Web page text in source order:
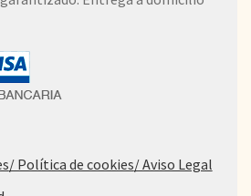
/ Política de cookies/ Aviso Legal